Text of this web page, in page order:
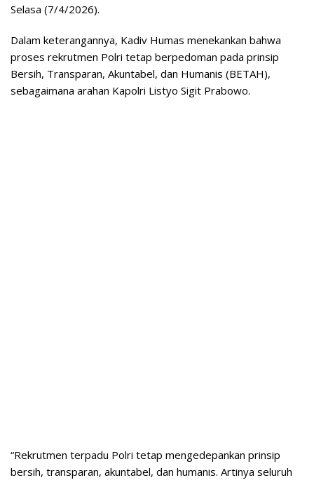
Selasa (7/4/2026).
Dalam keterangannya, Kadiv Humas menekankan bahwa
proses rekrutmen Polri tetap berpedoman pada prinsip
Bersih, Transparan, Akuntabel, dan Humanis (BETAH),
sebagaimana arahan Kapolri Listyo Sigit Prabowo.
“Rekrutmen terpadu Polri tetap mengedepankan prinsip
bersih, transparan, akuntabel, dan humanis. Artinya seluruh